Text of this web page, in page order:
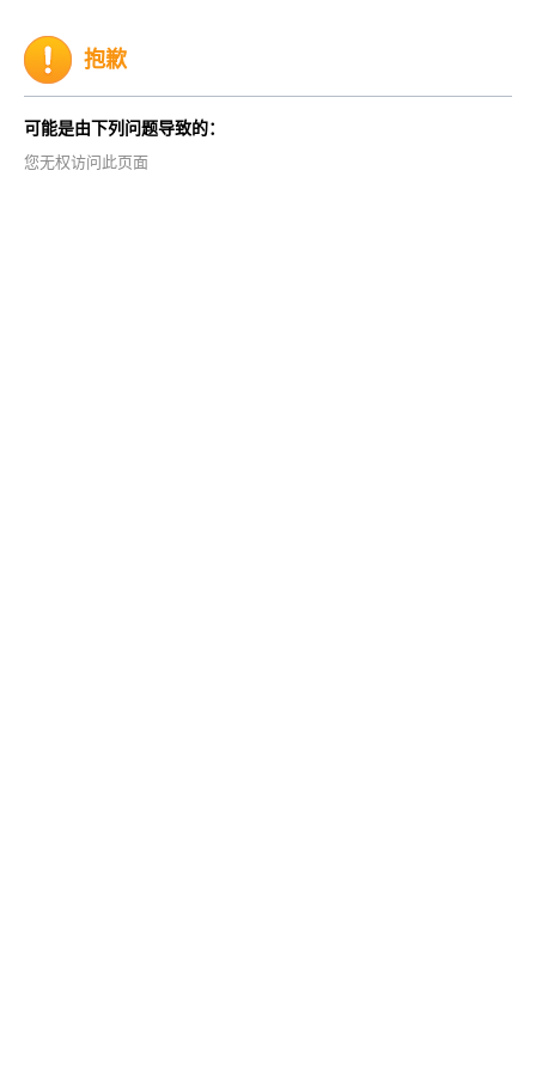
抱歉
可能是由下列问题导致的：
您无权访问此页面